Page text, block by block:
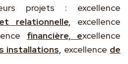
projets : excellence
relationnelle, excellence
financière, excellence
installations, excellence de